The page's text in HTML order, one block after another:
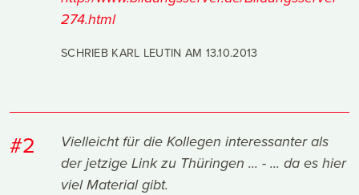
274.html
SCHRIEB KARL LEUTIN AM 13.10.2013
#2
Vielleicht für die Kollegen interessanter als
der jetzige Link zu Thüringen ... - ... da es hier
viel Material gibt.